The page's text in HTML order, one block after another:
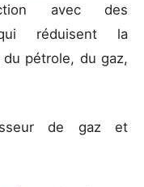
avec des
réduisent la
pétrole, du gaz,
de gaz et